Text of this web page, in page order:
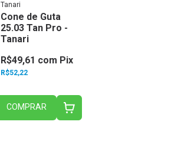
Tanari
Cone de Guta
25.03 Tan Pro -
Tanari
R$52,22
R$49,61 com Pix
COMPRAR